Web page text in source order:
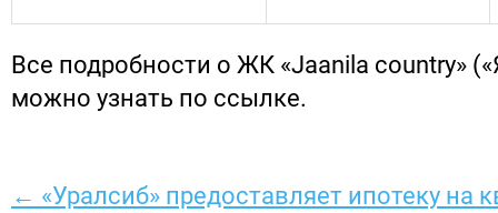
Все подробности о ЖК «Jaanila country»
можно узнать по ссылке.
← «Уралсиб» предоставляет ипотеку на